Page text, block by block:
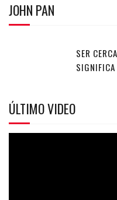
JOHN PAN
SER
ÚLTIMO VIDEO